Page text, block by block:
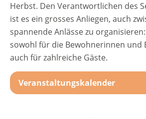
Herbst. Den Verantwortlichen des
ist es ein grosses Anliegen, auch
spannende Anlässe zu
sowohl für die Bewohnerinnen und
auch für zahlreiche Gäste.
Veranstaltungskalender